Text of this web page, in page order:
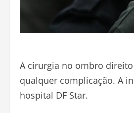
A cirurgia no ombro
qualquer complicação. A
hospital DF Star.